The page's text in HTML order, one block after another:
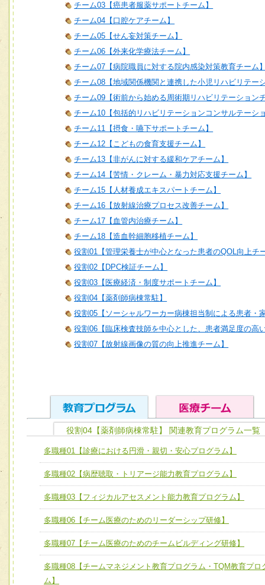
チーム03【癌患者服薬サポートチーム】
チーム04【口腔ケアチーム】
チーム05【せん妄対策チーム】
チーム06【外来化学療法チーム】
チーム07【病院職員に対する院内感染対策教育チーム
チーム08【地域関係機関と連携した小児リハビリテー
チーム09【術前から始める周術期リハビリテーション
チーム10【包括的リハビリテーションコンサルテーシ
チーム11【摂食・嚥下サポートチーム】
チーム12【こどもの食育支援チーム】
チーム13【非がんに対する緩和ケアチーム】
チーム14【苦情・クレーム・暴力対応支援チーム】
チーム15【人材養成エキスパートチーム】
チーム16【放射線治療プロセス改善チーム】
チーム17【血管内治療チーム】
チーム18【造血幹細胞移植チーム】
役割01【管理栄養士が中心となった患者のQOL向上チ
役割02【DPC検証チーム】
役割03【医療経済・制度サポートチーム】
役割04【薬剤師病棟常駐】
役割05【ソーシャルワーカー病棟担当制による患者・
役割06【臨床検査技師を中心とした、患者満足度の高
役割07【放射線画像の質の向上推進チーム】
ユニット１ 医療人としての基礎能力
全人的医療を実践する医療人として、必要な基礎能力を身
ける
ユニット２ チーム医療構成力
必要に応じて柔軟に医療チームを組織し、強調できる
ユニット３ 多職種連携力
他職種の視点とスキルを学び、相互理解と連携を深める
チーム01【病院内横断的問題解決チーム】
チーム02【地域医療連携推進による高度医療を必要とする
宅患者等支援チーム】
チーム03【癌患者服薬サポートチーム】
チーム04【口腔ケアチーム】
チーム05【せん妄対策チーム】
役割04【薬剤師病棟常駐】 関連教育プログラム一覧
多職種01【診療における円滑・親切・安心プログラム】
多職種02【病歴聴取・トリアージ能力教育プログラム】
多職種03【フィジカルアセスメント能力教育プログラム】
多職種06【チーム医療のためのリーダーシップ研修】
多職種07【チーム医療のためのチームビルディング研修】
多職種08【チームマネジメント教育プログラム・TQM教育プロ
ム】